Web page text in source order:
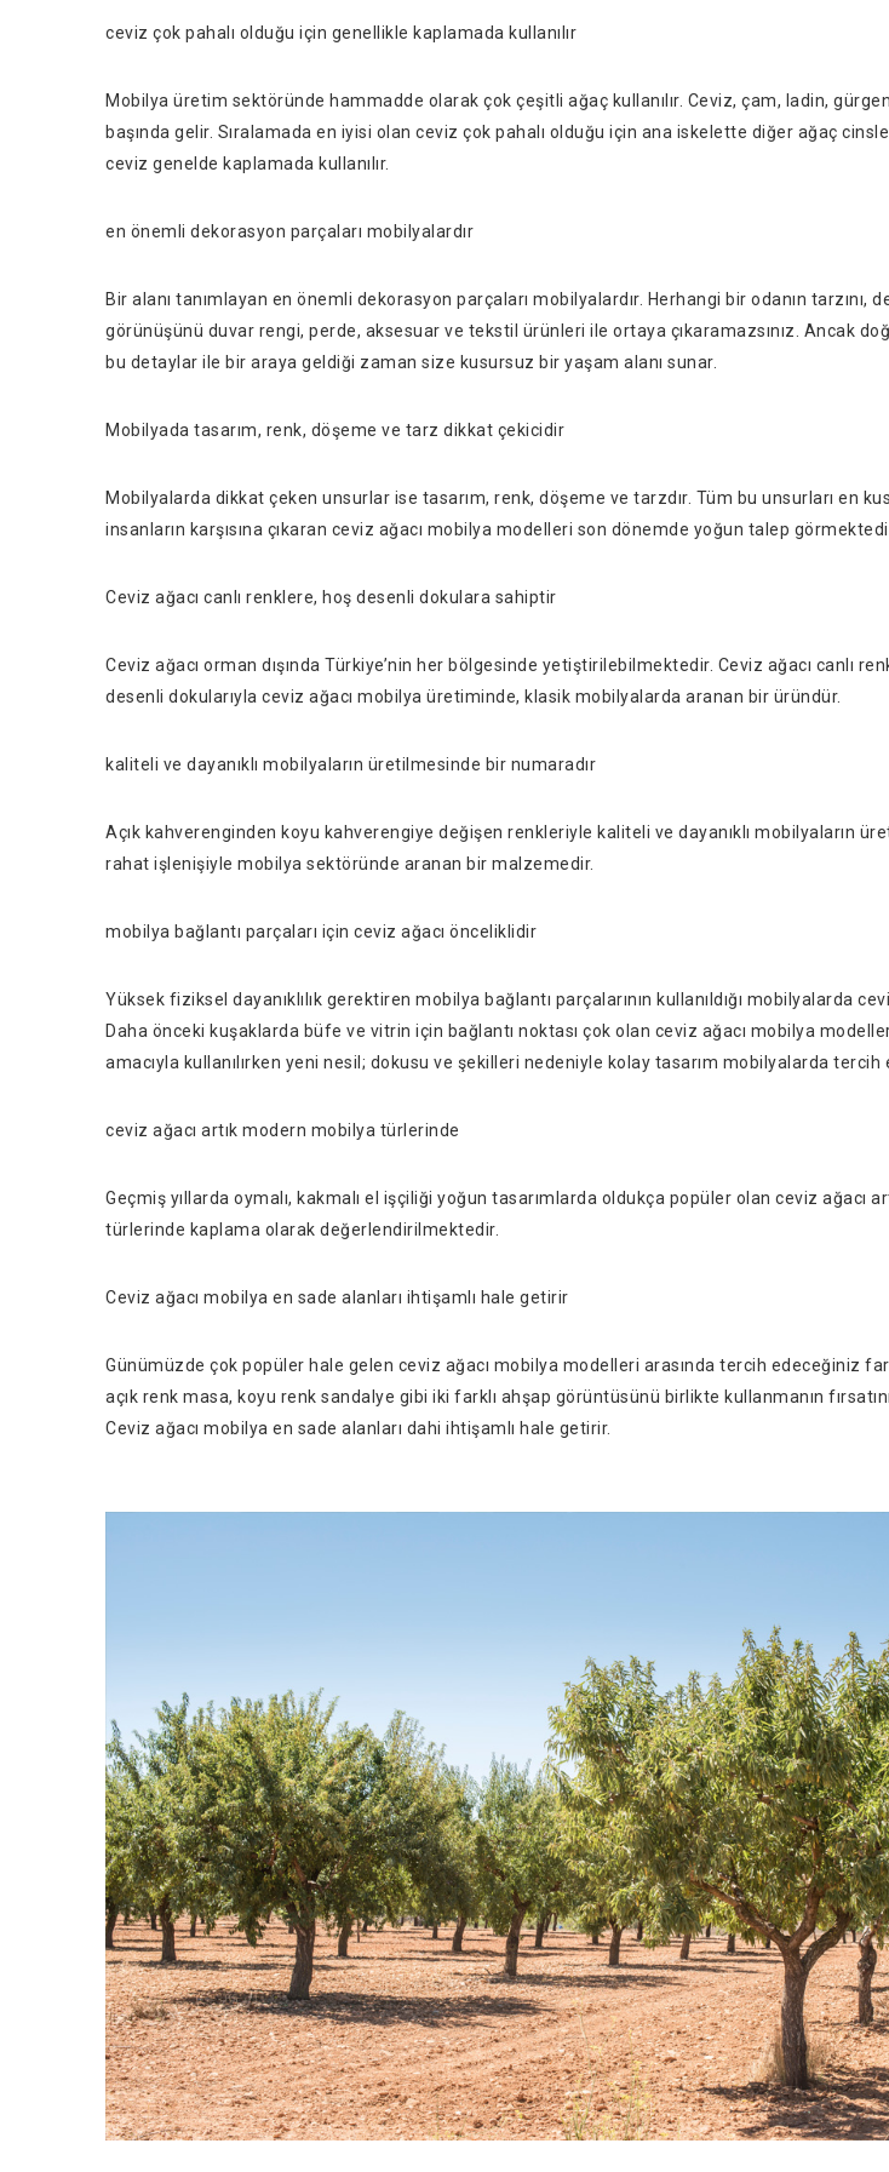
ceviz çok pahalı olduğu için genellikle kaplamada kullanılır
Mobilya üretim sektöründe hammadde olarak çok çeşitli ağaç kullanılır. Ceviz, çam, ladin,
başında gelir. Sıralamada en iyisi olan ceviz çok pahalı olduğu için ana iskelette diğer ağaç
ceviz genelde kaplamada kullanılır.
en önemli dekorasyon parçaları mobilyalardır
Bir alanı tanımlayan en önemli dekorasyon parçaları mobilyalardır. Herhangi bir odanın tarzını,
görünüşünü duvar rengi, perde, aksesuar ve tekstil ürünleri ile ortaya çıkaramazsınız. Ancak
bu detaylar ile bir araya geldiği zaman size kusursuz bir yaşam alanı sunar.
Mobilyada tasarım, renk, döşeme ve tarz dikkat çekicidir
Mobilyalarda dikkat çeken unsurlar ise tasarım, renk, döşeme ve tarzdır. Tüm bu unsurları en
insanların karşısına çıkaran ceviz ağacı mobilya modelleri son dönemde yoğun talep
Ceviz ağacı canlı renklere, hoş desenli dokulara sahiptir
Ceviz ağacı orman dışında Türkiye’nin her bölgesinde yetiştirilebilmektedir. Ceviz ağacı canlı
desenli dokularıyla ceviz ağacı mobilya üretiminde, klasik mobilyalarda aranan bir üründür.
kaliteli ve dayanıklı mobilyaların üretilmesinde bir numaradır
Açık kahverenginden koyu kahverengiye değişen renkleriyle kaliteli ve dayanıklı mobilyaların
rahat işlenişiyle mobilya sektöründe aranan bir malzemedir.
mobilya bağlantı parçaları için ceviz ağacı önceliklidir
Yüksek fiziksel dayanıklılık gerektiren mobilya bağlantı parçalarının kullanıldığı mobilyalarda
Daha önceki kuşaklarda büfe ve vitrin için bağlantı noktası çok olan ceviz ağacı mobilya
amacıyla kullanılırken yeni nesil; dokusu ve şekilleri nedeniyle kolay tasarım mobilyalarda tercih
ceviz ağacı artık modern mobilya türlerinde
Geçmiş yıllarda oymalı, kakmalı el işçiliği yoğun tasarımlarda oldukça popüler olan ceviz ağacı
türlerinde kaplama olarak değerlendirilmektedir.
Ceviz ağacı mobilya en sade alanları ihtişamlı hale getirir
Günümüzde çok popüler hale gelen ceviz ağacı mobilya modelleri arasında tercih edeceğiniz
açık renk masa, koyu renk sandalye gibi iki farklı ahşap görüntüsünü birlikte kullanmanın
Ceviz ağacı mobilya en sade alanları dahi ihtişamlı hale getirir.